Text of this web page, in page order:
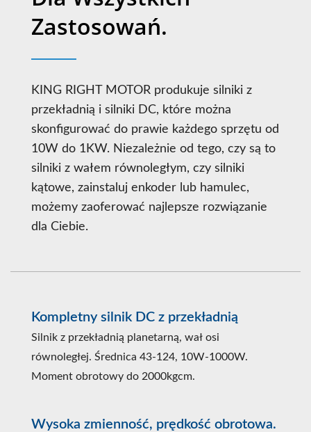
Zastosowań.
KING RIGHT MOTOR produkuje silniki z
przekładnią i silniki DC, które można
skonfigurować do prawie każdego sprzętu od
10W do 1KW. Niezależnie od tego, czy są to
silniki z wałem równoległym, czy silniki
kątowe, zainstaluj enkoder lub hamulec,
możemy zaoferować najlepsze rozwiązanie
dla Ciebie.
Kompletny silnik DC z przekładnią
Silnik z przekładnią planetarną, wał osi
równoległej. Średnica 43-124, 10W-1000W.
Moment obrotowy do 2000kgcm.
Wysoka zmienność, prędkość obrotowa.